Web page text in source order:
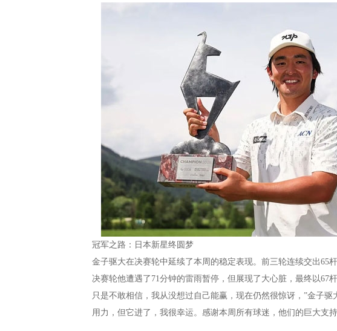
冠军之路：日本新星终圆梦
金子驱大在决赛轮中延续了本周的稳定表现。前三轮连续交出65
决赛轮他遭遇了71分钟的雷雨暂停，但展现了大心脏，最终以67
只是不敢相信，我从没想过自己能赢，现在仍然很惊讶，”金子驱
用力，但它进了，我很幸运。感谢本周所有球迷，他们的巨大支